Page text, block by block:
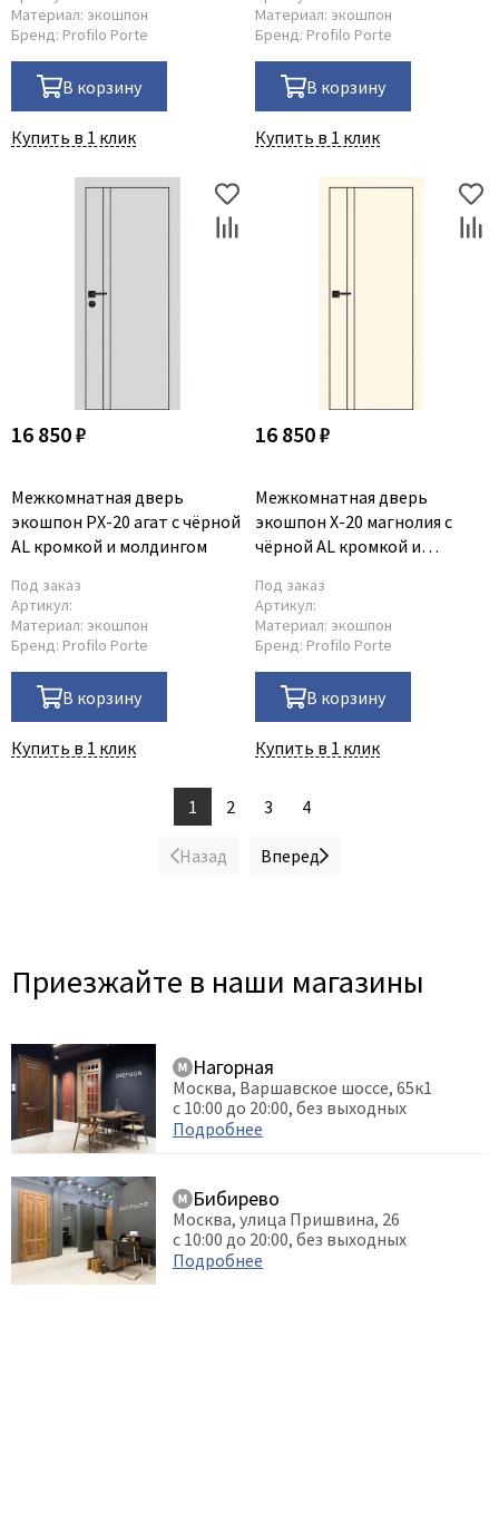
Материал: экошпон
Бренд: Profilo Porte
В корзину
Купить в 1 клик
Материал: экошпон
Бренд: Profilo Porte
В корзину
Купить в 1 клик
16 850 ₽
Межкомнатная дверь
экошпон PX-20 агат с чёрной
AL кромкой и молдингом
Под заказ
Артикул:
Материал: экошпон
Бренд: Profilo Porte
В корзину
Купить в 1 клик
16 850 ₽
Межкомнатная дверь
экошпон X-20 магнолия с
чёрной AL кромкой и
Под заказ
Артикул:
Материал: экошпон
Бренд: Profilo Porte
В корзину
Купить в 1 клик
Назад
1 2 3 4
Вперед
Приезжайте в наши магазины
Нагорная
Москва, Варшавское шоссе, 65к1
с 10:00 до 20:00, без выходных
Подробнее
Бибирево
Москва, улица Пришвина, 26
с 10:00 до 20:00, без выходных
Подробнее